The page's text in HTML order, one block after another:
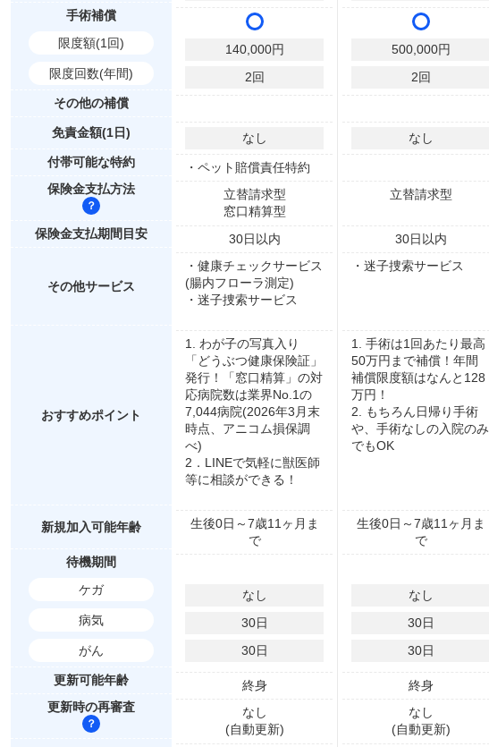
手術補償
限度額(1回)
限度回数(年間)
その他の補償
免責金額(1日)
付帯可能な特約
保険金支払方法
保険金支払期間目安
その他サービス
おすすめポイント
新規加入可能年齢
待機期間
ケガ
病気
がん
更新可能年齢
更新時の再審査
140,000円
2回
なし
・ペット賠償責任特約
立替請求型
窓口精算型
30日以内
・健康チェックサービス
(腸内フローラ測定)
・迷子捜索サービス
1. わが子の写真入り
「どうぶつ健康保険証」
発行！「窓口精算」の対
応病院数は業界No.1の
7,044病院(2026年3月末
時点、アニコム損保調
べ)
2．LINEで気軽に獣医師
等に相談ができる！
生後0日～7歳11ヶ月ま
で
なし
30日
30日
終身
なし
(自動更新)
500,000円
2回
なし
立替請求型
30日以内
・迷子捜索サービス
1. 手術は1回あたり最高
50万円まで補償！年間
補償限度額はなんと128
万円！
2. もちろん日帰り手術
や、手術なしの入院のみ
でもOK
生後0日～7歳11ヶ月ま
で
なし
30日
30日
終身
なし
(自動更新)